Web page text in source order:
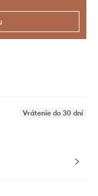
Vrátenie do 30 dní